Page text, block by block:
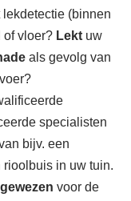
(binnen
of vloer? Lekt uw
als gevolg van
specialisten
bijv. een
in uw tuin.
voor de